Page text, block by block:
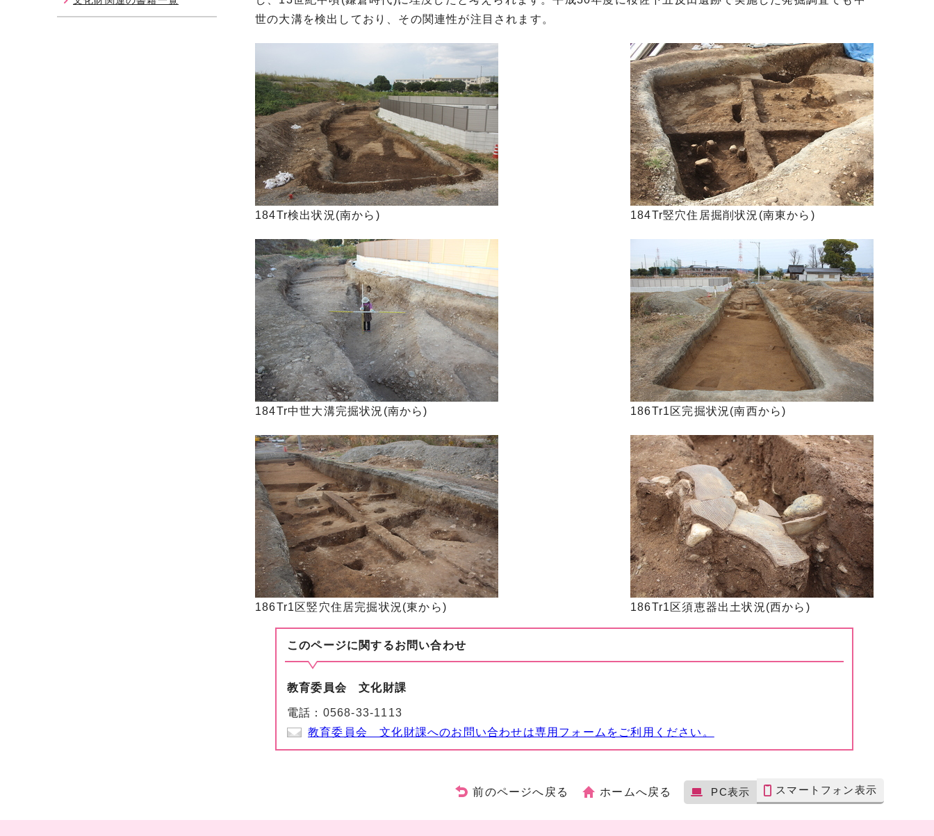
世の大溝を検出しており、その関連性が注目されます。
184Tr検出状況(南から) 184Tr竪穴住居掘削状況(南東から)
184Tr中世大溝完掘状況(南から) 186Tr1区完掘状況(南西から)
186Tr1区竪穴住居完掘状況(東から) 186Tr1区須恵器出土状況(西から)
このページに関するお問い合わせ
教育委員会 文化財課
電話： 0568-33-1113
教育委員会 文化財課へのお問い合わせは専用フォームをご利用ください。
前のページへ戻る ホームへ戻る PC表示 スマートフォン表示